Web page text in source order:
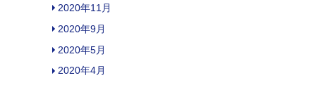
2020年11月
2020年9月
2020年5月
2020年4月